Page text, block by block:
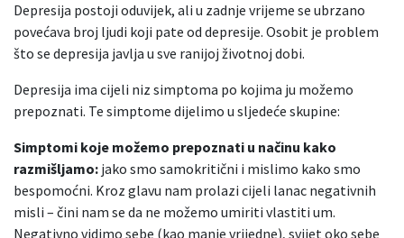
Depresija postoji oduvijek, ali u zadnje vrijeme se ubrzano
povećava broj ljudi koji pate od depresije. Osobit je problem
što se depresija javlja u sve ranijoj životnoj dobi.
Depresija ima cijeli niz simptoma po kojima ju možemo
prepoznati. Te simptome dijelimo u sljedeće skupine:
Simptomi koje možemo prepoznati u načinu kako
razmišljamo: jako smo samokritični i mislimo kako smo
bespomoćni. Kroz glavu nam prolazi cijeli lanac negativnih
misli – čini nam se da ne možemo umiriti vlastiti um.
Negativno vidimo sebe (kao manje vrijedne), svijet oko sebe